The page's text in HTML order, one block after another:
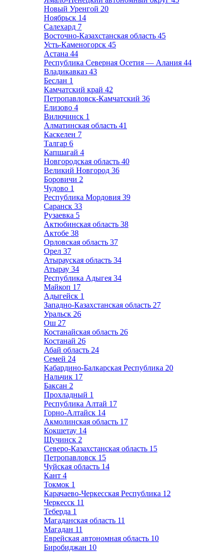
Новый Уренгой 20
Ноябрьск 14
Салехард 7
Восточно-Казахстанская область 45
Усть-Каменогорск 45
Астана 44
Республика Северная Осетия — Алания 44
Владикавказ 43
Беслан 1
Камчатский край 42
Петропавловск-Камчатский 36
Елизово 4
Вилючинск 1
Алматинская область 41
Каскелен 7
Талгар 6
Капшагай 4
Новгородская область 40
Великий Новгород 36
Боровичи 2
Чудово 1
Республика Мордовия 39
Саранск 33
Рузаевка 5
Актюбинская область 38
Актобе 38
Орловская область 37
Орел 37
Атырауская область 34
Атырау 34
Республика Адыгея 34
Майкоп 17
Адыгейск 1
Западно-Казахстанская область 27
Уральск 26
Ош 27
Костанайская область 26
Костанай 26
Абай область 24
Семей 24
Кабардино-Балкарская Республика 20
Нальчик 17
Баксан 2
Прохладный 1
Республика Алтай 17
Горно-Алтайск 14
Акмолинская область 17
Кокшетау 14
Щучинск 2
Северо-Казахстанская область 15
Петропавловск 15
Чуйская область 14
Кант 4
Токмок 1
Карачаево-Черкесская Республика 12
Черкесск 11
Теберда 1
Магаданская область 11
Магадан 11
Еврейская автономная область 10
Биробиджан 10